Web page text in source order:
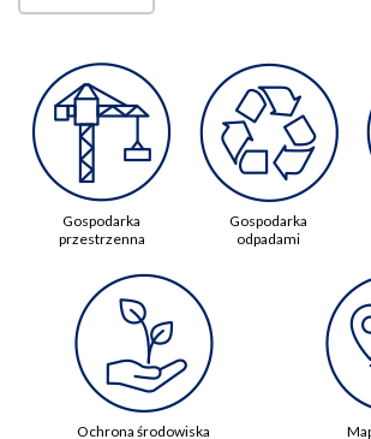
Gospodarka
przestrzenna
Gospodarka
odpadami
Ochrona środowiska